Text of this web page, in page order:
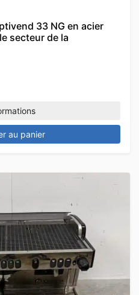
33 NG en acier
secteur de la
au panier